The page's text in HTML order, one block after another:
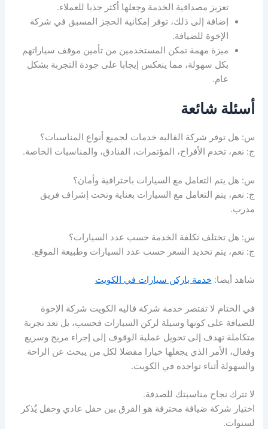
تعزيز مصداقية الخدمة وجعلها أكثر جذبا للعملاء.
إضافة إلى ذلك، توفر إمكانية الحجز المسبق في شركة
الإخوة للضيافة.
ميزة مهمة تمكن المستخدمين من تأمين موقف سياراتهم
بكل سهولة، مما ينعكس إيجابا على جودة التجربة بشكل
عام.
أسئلة شائعة
س: هل توفر شركة الفاليه خدمات لجميع أنواع المناسبات؟
ج: نعم، تخدم الأفراح، المؤتمرات، الفنادق، والمناسبات الخاصة.
س: هل يتم التعامل مع السيارات باحترافية وأمان؟
ج: نعم، يتم التعامل مع السيارات بعناية وتحت إشراف فريق
مدرب.
س: هل تختلف تكلفة الخدمة حسب عدد السيارات؟
ج: نعم، يتم تحديد السعر حسب عدد السيارات وطبيعة الموقع.
شاهد أيضا:خدمة باركن سيارات في الكويت
في الختام لا تقتصر خدمة شركة فاليه الكويت شركة الإخوة
للضيافة على كونها وسيلة لركن السيارات فحسب، بل تعد تجربة
متكاملة تهدف إلى تحويل عملية الوقوف إلى إجراء مريح وسريع
وفعال، الأمر الذي يجعلها خيارا مفضلا لكل من يبحث عن الراحة
والسهولة أثناء تواجده في الكويت.
لا تترك نجاح مناسبتك للصدفة.
اختيار شركة ضيافة محترفة هو الفرق بين حفل عادي وحفل يُذكر
لسنوات.